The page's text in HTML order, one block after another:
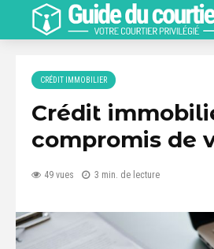
CRÉDIT IMMOBILIER
Crédit
compromis de
49 vues 3 min. de lecture